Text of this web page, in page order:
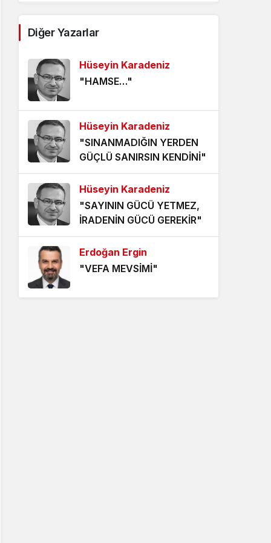
5 yıl önce
ÖLÜMÜ BEKLEMEK
5 yıl önce
HANGİ KAMERAYA BAKALIM?
5 yıl önce
VİZYONER KASTAMONULULAR
NEREDESİNİZ?
5 yıl önce
KHK MAĞDURLARI İÇİN IŞIK
GÖRÜNDÜ!
5 yıl önce
Diğer Yazarlar
Hüseyin Karadeniz
"HAMSE…"
Hüseyin Karadeniz
"SINANMADIĞIN YERDEN
GÜÇLÜ SANIRSIN KENDİNİ"
Hüseyin Karadeniz
"SAYININ GÜCÜ YETMEZ,
İRADENİN GÜCÜ GEREKİR"
Erdoğan Ergin
"VEFA MEVSİMİ"